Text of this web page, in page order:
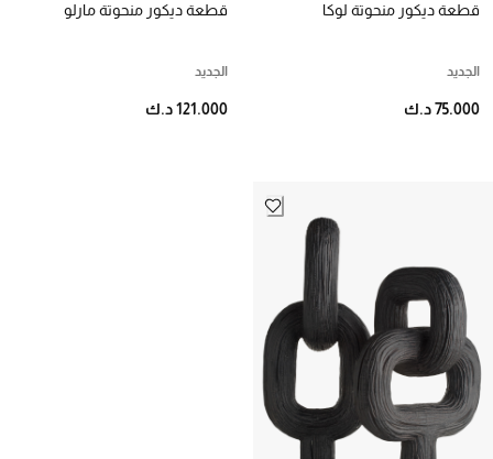
قطعة ديكور منحوتة لوكا
الجديد
75.000 د.ك
قطعة ديكور منحوتة مارلو
الجديد
121.000 د.ك